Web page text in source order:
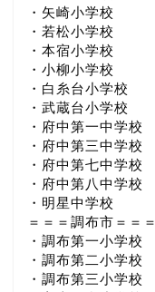
・矢崎小学校
・若松小学校
・本宿小学校
・小柳小学校
・白糸台小学校
・武蔵台小学校
・府中第一中学校
・府中第三中学校
・府中第七中学校
・府中第八中学校
・明星中学校
＝＝＝調布市＝＝＝
・調布第一小学校
・調布第二小学校
・調布第三小学校